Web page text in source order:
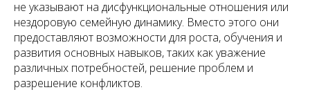
не указывают на дисфункциональные отношения или
нездоровую семейную динамику. Вместо этого они
предоставляют возможности для роста, обучения и
развития основных навыков, таких как уважение
различных потребностей, решение проблем и
разрешение конфликтов.